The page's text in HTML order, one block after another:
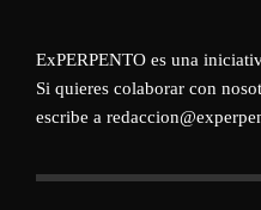
ExPERPENTO es una
Si quieres colaborar con
escribe a